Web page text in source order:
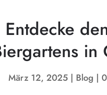
in
März 12, 2025 Blog